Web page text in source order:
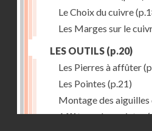
Le Choix du cuivre
Les Marges sur le
LES OUTILS (p.20)
Les Pierres à affûter
Les Pointes (p.21)
Montage des aiguilles
Affûtage des pointes